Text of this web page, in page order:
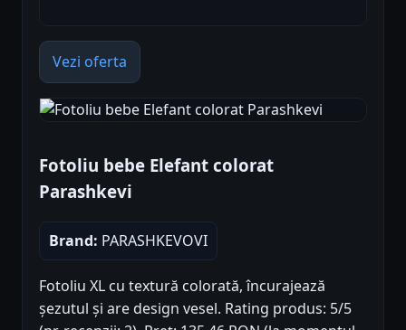
Vezi oferta
Fotoliu bebe Elefant colorat
Parashkevi
Brand: PARASHKEVOVI
Fotoliu XL cu textură colorată, încurajează
șezutul și are design vesel. Rating produs: 5/5